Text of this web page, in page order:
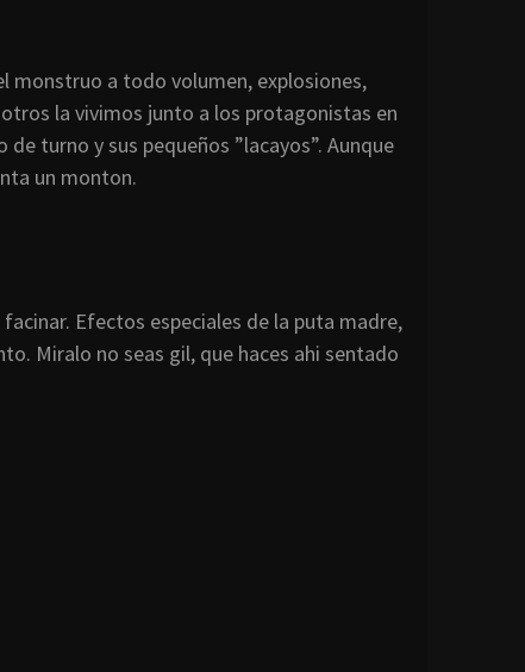
monstruo a todo volumen, explosiones,
la vivimos junto a los protagonistas en
turno y sus pequeños ”lacayos”. Aunque
un monton.
facinar. Efectos especiales de la puta madre,
Miralo no seas gil, que haces ahi sentado